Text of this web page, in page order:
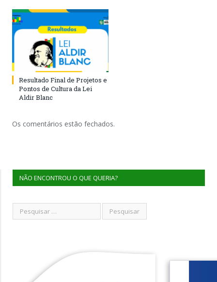
Resultado Final de Projetos e
Pontos de Cultura da Lei
Aldir Blanc
Os comentários estão fechados.
NÃO ENCONTROU O QUE QUERIA?